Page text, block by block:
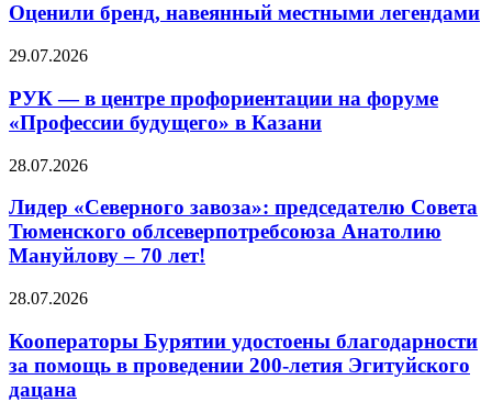
Оценили бренд, навеянный местными легендами
29.07.2026
РУК — в центре профориентации на форуме
«Профессии будущего» в Казани
28.07.2026
Лидер «Северного завоза»: председателю Совета
Тюменского облсеверпотребсоюза Анатолию
Мануйлову – 70 лет!
28.07.2026
Кооператоры Бурятии удостоены благодарности
за помощь в проведении 200-летия Эгитуйского
дацана